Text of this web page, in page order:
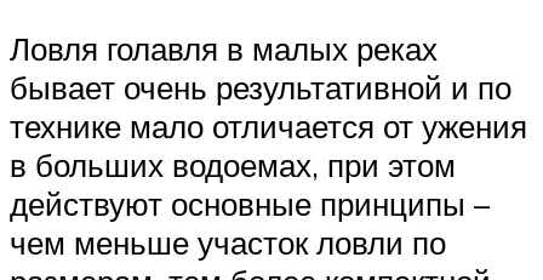
Ловля голавля в малых реках
бывает очень результативной и по
технике мало отличается от ужения
в больших водоемах, при этом
действуют основные принципы –
чем меньше участок ловли по